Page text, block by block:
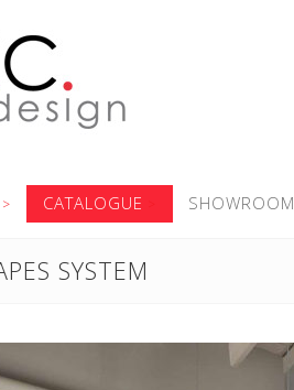
CATALOGUE SHOWROOM
SYSTEM